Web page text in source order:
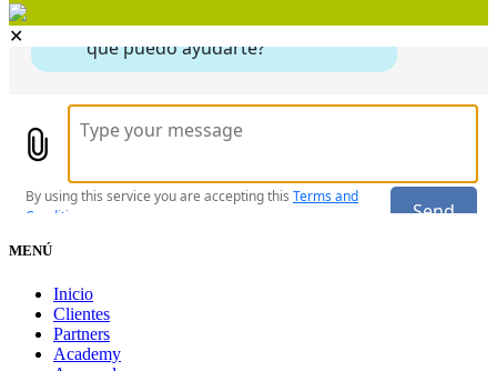
✕
MENÚ
Inicio
Clientes
Partners
Academy